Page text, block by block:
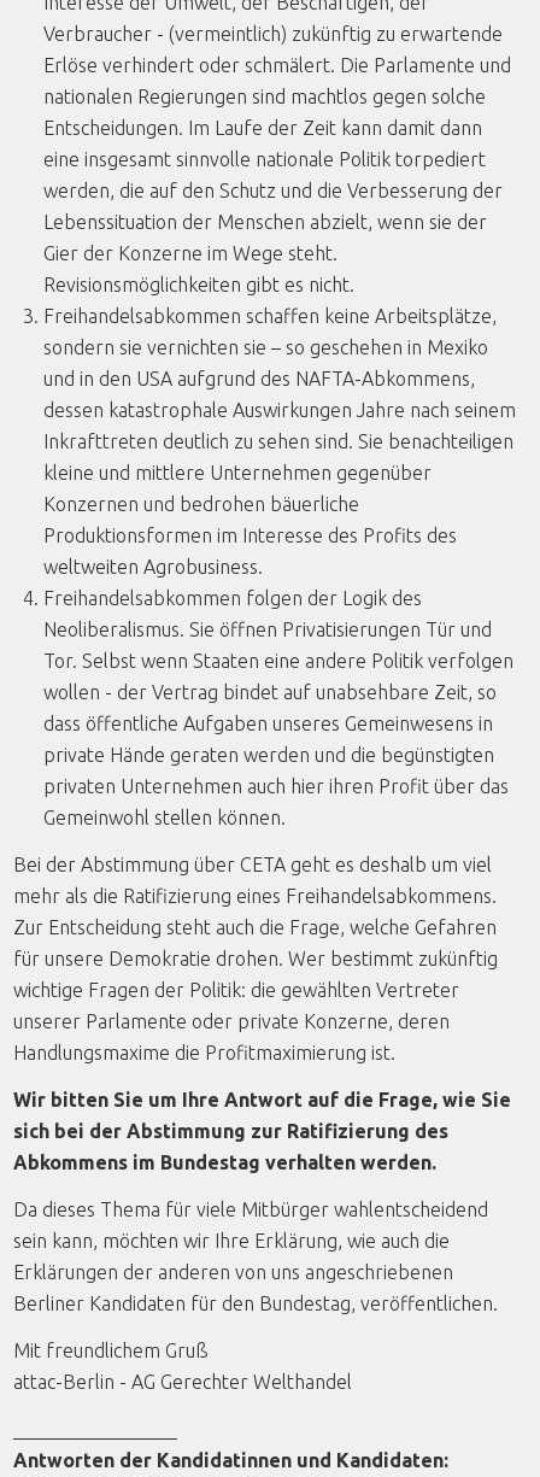
Verbraucher - (vermeintlich) zukünftig zu erwartende
Erlöse verhindert oder schmälert. Die Parlamente und
nationalen Regierungen sind machtlos gegen solche
Entscheidungen. Im Laufe der Zeit kann damit dann
eine insgesamt sinnvolle nationale Politik torpediert
werden, die auf den Schutz und die Verbesserung der
Lebenssituation der Menschen abzielt, wenn sie der
Gier der Konzerne im Wege steht.
Revisionsmöglichkeiten gibt es nicht.
Freihandelsabkommen schaffen keine Arbeitsplätze,
sondern sie vernichten sie – so geschehen in Mexiko
und in den USA aufgrund des NAFTA-Abkommens,
dessen katastrophale Auswirkungen Jahre nach seinem
Inkrafttreten deutlich zu sehen sind. Sie benachteiligen
kleine und mittlere Unternehmen gegenüber
Konzernen und bedrohen bäuerliche
Produktionsformen im Interesse des Profits des
weltweiten Agrobusiness.
Freihandelsabkommen folgen der Logik des
Neoliberalismus. Sie öffnen Privatisierungen Tür und
Tor. Selbst wenn Staaten eine andere Politik verfolgen
wollen - der Vertrag bindet auf unabsehbare Zeit, so
dass öffentliche Aufgaben unseres Gemeinwesens in
private Hände geraten werden und die begünstigten
privaten Unternehmen auch hier ihren Profit über das
Gemeinwohl stellen können.
Bei der Abstimmung über CETA geht es deshalb um viel
mehr als die Ratifizierung eines Freihandelsabkommens.
Zur Entscheidung steht auch die Frage, welche Gefahren
für unsere Demokratie drohen. Wer bestimmt zukünftig
wichtige Fragen der Politik: die gewählten Vertreter
unserer Parlamente oder private Konzerne, deren
Handlungsmaxime die Profitmaximierung ist.
Wir bitten Sie um Ihre Antwort auf die Frage, wie Sie
sich bei der Abstimmung zur Ratifizierung des
Abkommens im Bundestag verhalten werden.
Da dieses Thema für viele Mitbürger wahlentscheidend
sein kann, möchten wir Ihre Erklärung, wie auch die
Erklärungen der anderen von uns angeschriebenen
Berliner Kandidaten für den Bundestag, veröffentlichen.
Mit freundlichem Gruß
attac-Berlin - AG Gerechter Welthandel
Antworten der Kandidatinnen und Kandidaten: